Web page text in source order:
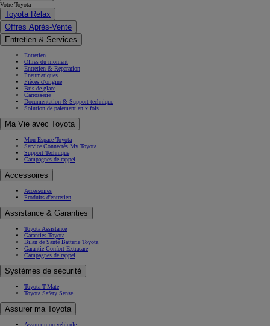
Votre Toyota
Toyota Relax
Offres Après-Vente
Entretien & Services
Entretien
Offres du moment
Entretien & Réparation
Pneumatiques
Pièces d'origine
Bris de glace
Carrosserie
Documentation & Support technique
Solution de paiement en x fois
Ma Vie avec Toyota
Mon Espace Toyota
Service Connectés My Toyota
Support Technique
Campagnes de rappel
Accessoires
Accessoires
Produits d'entretien
Assistance & Garanties
Toyota Assistance
Garanties Toyota
Bilan de Santé Batterie Toyota
Garantie Confort Extracare
Campagnes de rappel
Systèmes de sécurité
Toyota T-Mate
Toyota Safety Sense
Assurer ma Toyota
Assurer mon véhicule